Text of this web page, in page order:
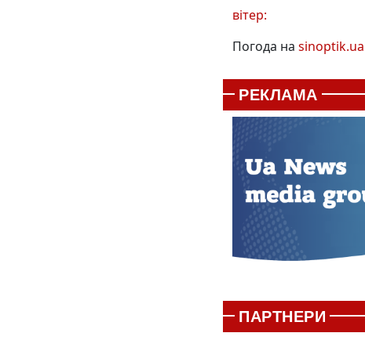
вітер:
Погода на sinoptik.ua
РЕКЛАМА
ПАРТНЕРИ